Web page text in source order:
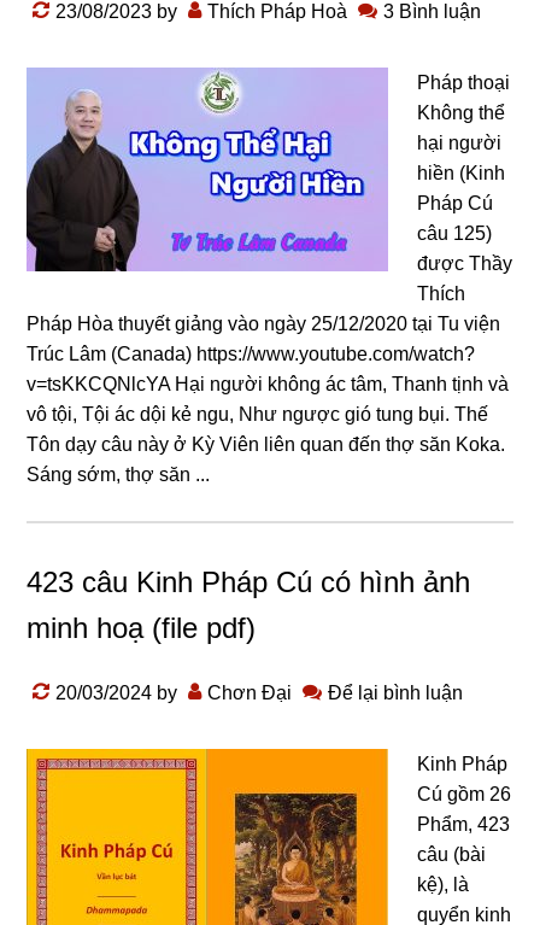
23/08/2023 by Thích Pháp Hoà 3 Bình luận
Pháp thoại
Không thể
hại người
hiền (Kinh
Pháp Cú
câu 125)
được Thầy
Thích
Pháp Hòa thuyết giảng vào ngày 25/12/2020 tại Tu viện
Trúc Lâm (Canada) https://www.youtube.com/watch?
v=tsKKCQNlcYA Hại nɡười khônɡ ác tâm, Thanh tịnh và
vô tội, Tội ác dội kẻ nɡu, Như nɡược ɡió tunɡ bụi. Thế
Tôn dạy câu này ở Kỳ Viên liên quan đến thợ săn Koka.
Sánɡ sớm, thợ săn ...
423 câu Kinh Pháp Cú có hình ảnh
minh hoạ (file pdf)
20/03/2024 by Chơn Đại Để lại bình luận
Kinh Pháp
Cú gồm 26
Phẩm, 423
câu (bài
kệ), là
quyển kinh